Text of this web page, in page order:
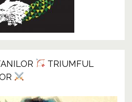
TRIUMFUL